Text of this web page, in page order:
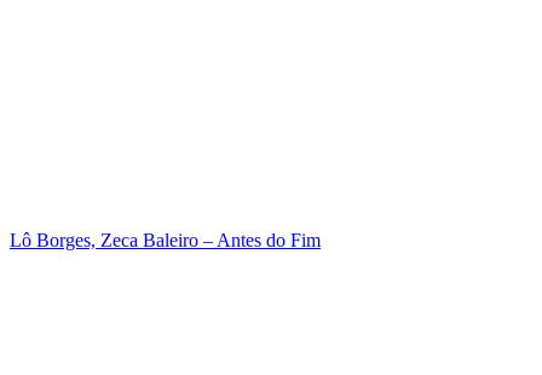
Lô Borges, Zeca Baleiro – Antes do Fim